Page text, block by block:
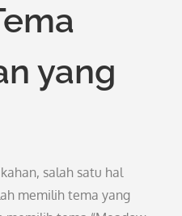
yang
salah satu hal
memilih tema yang